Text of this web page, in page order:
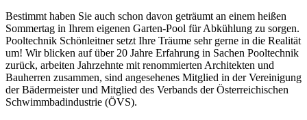
Bestimmt haben Sie auch schon davon geträumt an einem heißen
Sommertag in Ihrem eigenen Garten-Pool für Abkühlung zu sorgen.
Pooltechnik Schönleitner setzt Ihre Träume sehr gerne in die Realität
um! Wir blicken auf über 20 Jahre Erfahrung in Sachen Pooltechnik
zurück, arbeiten Jahrzehnte mit renommierten Architekten und
Bauherren zusammen, sind angesehenes Mitglied in der Vereinigung
der Bädermeister und Mitglied des Verbands der Österreichischen
Schwimmbadindustrie (ÖVS).